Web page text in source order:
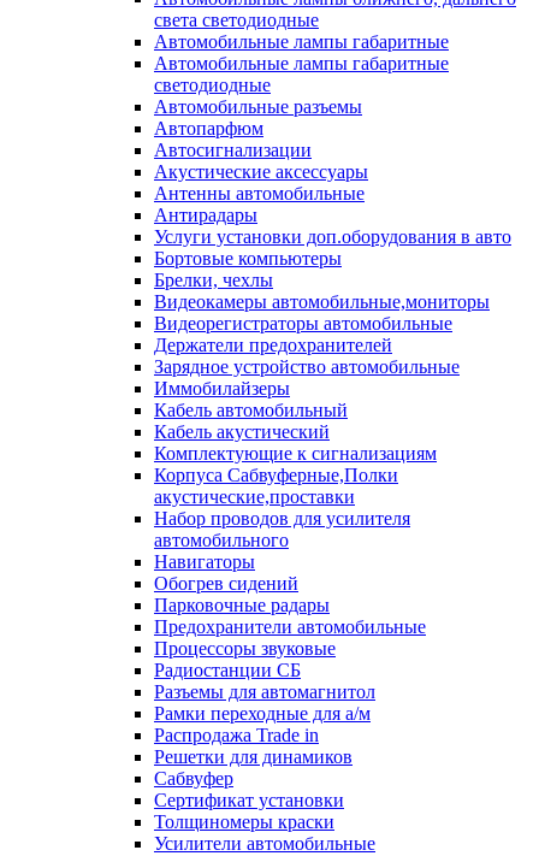
света светодиодные
Автомобильные лампы габаритные
Автомобильные лампы габаритные
светодиодные
Автомобильные разъемы
Автопарфюм
Автосигнализации
Акустические аксессуары
Антенны автомобильные
Антирадары
Услуги установки доп.оборудования в авто
Бортовые компьютеры
Брелки, чехлы
Видеокамеры автомобильные,мониторы
Видеорегистраторы автомобильные
Держатели предохранителей
Зарядное устройство автомобильные
Иммобилайзеры
Кабель автомобильный
Кабель акустический
Комплектующие к сигнализациям
Корпуса Сабвуферные,Полки
акустические,проставки
Набор проводов для усилителя
автомобильного
Навигаторы
Обогрев сидений
Парковочные радары
Предохранители автомобильные
Процессоры звуковые
Радиостанции СБ
Разъемы для автомагнитол
Рамки переходные для а/м
Распродажа Trade in
Решетки для динамиков
Сабвуфер
Сертификат установки
Толщиномеры краски
Усилители автомобильные